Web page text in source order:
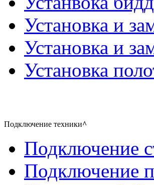
Установка и
Установка и
Установка
Подключение техники^
Подключение
Подключение